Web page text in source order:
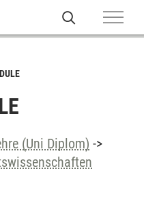
(Uni Diplom) ->